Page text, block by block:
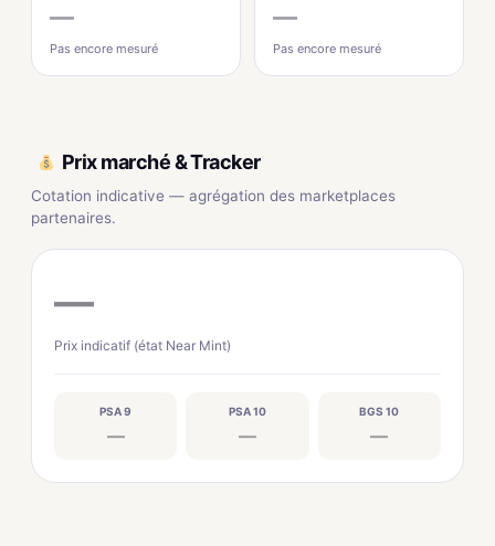
—
Pas encore mesuré
—
Pas encore mesuré
Prix marché & Tracker
Cotation indicative — agrégation des marketplaces
partenaires.
—
Prix indicatif (état Near Mint)
PSA 9
—
PSA 10
—
BGS 10
—